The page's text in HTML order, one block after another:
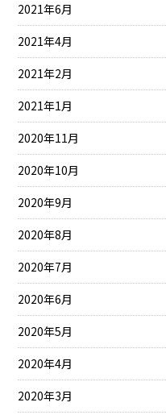
2021年6月
2021年4月
2021年2月
2021年1月
2020年11月
2020年10月
2020年9月
2020年8月
2020年7月
2020年6月
2020年5月
2020年4月
2020年3月